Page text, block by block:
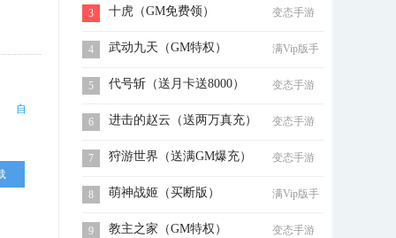
自
3 十虎（GM免费领） 变态手游
4 武动九天（GM特权）
满Vip版手
5
代号斩（送月卡送8000） 变态手游
6 进击的赵云（送两万真充） 变态手游
7 狩游世界（送满GM爆充） 变态手游
8 萌神战姬（买断版）
满Vip版手
9
教主之家（GM特权） 变态手游